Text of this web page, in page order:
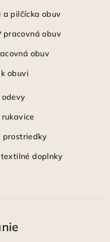
a pilčícka obuv
pracovná obuv
obuv
obuvi
odevy
prostriedky
textilné doplnky